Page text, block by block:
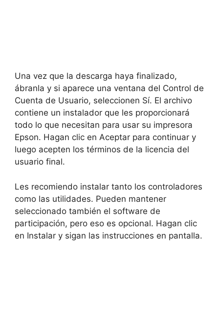
Una vez que la descarga haya finalizado,
ábranla y si aparece una ventana del Control de
Cuenta de Usuario, seleccionen Sí. El archivo
contiene un instalador que les proporcionará
todo lo que necesitan para usar su impresora
Epson. Hagan clic en Aceptar para continuar y
luego acepten los términos de la licencia del
usuario final.
Les recomiendo instalar tanto los controladores
como las utilidades. Pueden mantener
seleccionado también el software de
participación, pero eso es opcional. Hagan clic
en Instalar y sigan las instrucciones en pantalla.